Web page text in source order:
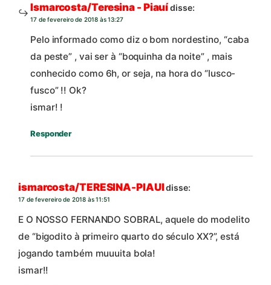
Ismarcosta/Teresina - Piauídisse:
17 de fevereiro de 2018 às 13:27
Pelo informado como diz o bom nordestino, “caba
da peste” , vai ser à “boquinha da noite” , mais
conhecido como 6h, or seja, na hora do “lusco-
fusco” !! Ok?
ismar! !
Responder
ismarcosta/TERESINA-PIAUIdisse:
17 de fevereiro de 2018 às 11:51
E O NOSSO FERNANDO SOBRAL, aquele do modelito
de “bigodito à primeiro quarto do século XX?”, está
jogando também muuuita bola!
ismar!!